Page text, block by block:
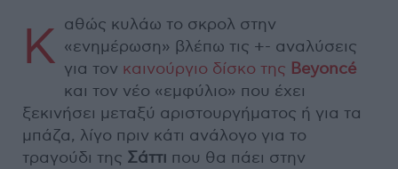
Κ αθώς κυλάω το σκρολ στην
«ενημέρωση» βλέπω τις +- αναλύσεις
για τον καινούργιο δίσκο της Beyoncé
και τον νέο «εμφύλιο» που έχει
ξεκινήσει μεταξύ αριστουργήματος ή για τα
μπάζα, λίγο πριν κάτι ανάλογο για το
τραγούδι της Σάττι που θα πάει στην